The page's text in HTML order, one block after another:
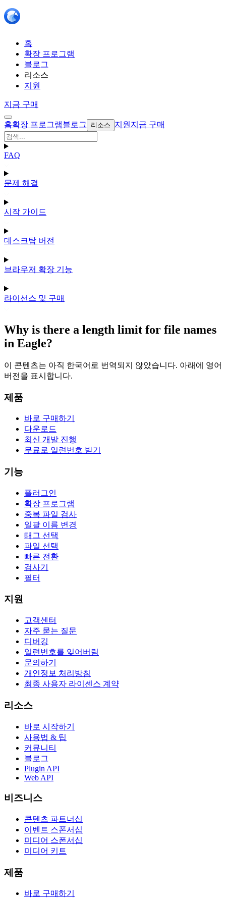
홈
확장 프로그램
블로그
리소스
지원
지금 구매
홈확장 프로그램블로그 리소스 지원 지금 구매
FAQ
문제 해결
시작 가이드
데스크탑 버전
브라우저 확장 기능
라이선스 및 구매
Why is there a length limit for file names
in Eagle?
이 콘텐츠는 아직 한국어로 번역되지 않았습니다. 아래에 영어
버전을 표시합니다.
제품
바로 구매하기
다운로드
최신 개발 진행
무료로 일련번호 받기
기능
플러그인
확장 프로그램
중복 파일 검사
일괄 이름 변경
태그 선택
파일 선택
빠른 전환
검사기
필터
지원
고객센터
자주 묻는 질문
디버깅
일련번호를 잊어버림
문의하기
개인정보 처리방침
최종 사용자 라이센스 계약
리소스
바로 시작하기
사용법 & 팁
커뮤니티
블로그
Plugin API
Web API
비즈니스
콘텐츠 파트너십
이벤트 스폰서십
미디어 스폰서십
미디어 키트
제품
바로 구매하기